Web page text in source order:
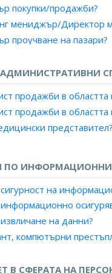
банка/финансова/
банка/финансова/
корпоративен
Служител,
БНБ?
служител, връзка
служител,
служител, касов
покупки/продажби?
мениджър/Директор
проучване на пазари?
външнотърговска
отдел по
отдел по
на търговската
директор?
продажби в
продажби в
представител?
ПО
на
на данни?
компютърни
сигурност на данни?
обработка на данни?
В СФЕРАТА НА